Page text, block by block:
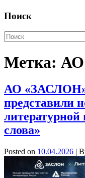
Поиск
Метка:
АО «ЗАСЛОН»
представили
слова»
Posted on 10.04.2026 |